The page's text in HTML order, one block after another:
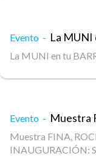
Evento - La MUNI
La MUNI en tu
Evento - Muestra
Muestra FINA,
INAUGURACIÓN: